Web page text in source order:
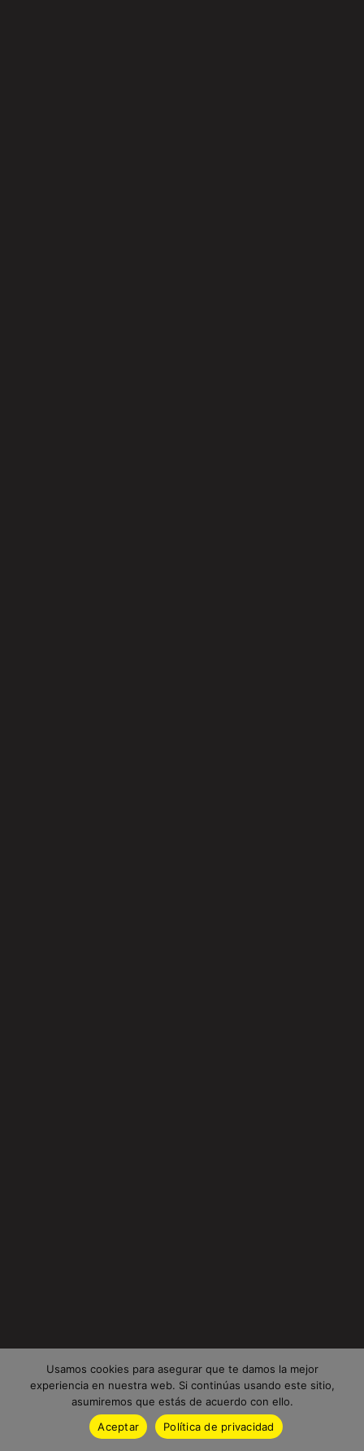
Usamos cookies para asegurar que te damos la mejor
experiencia en nuestra web. Si continúas usando este sitio,
asumiremos que estás de acuerdo con ello.
Aceptar
Política de privacidad